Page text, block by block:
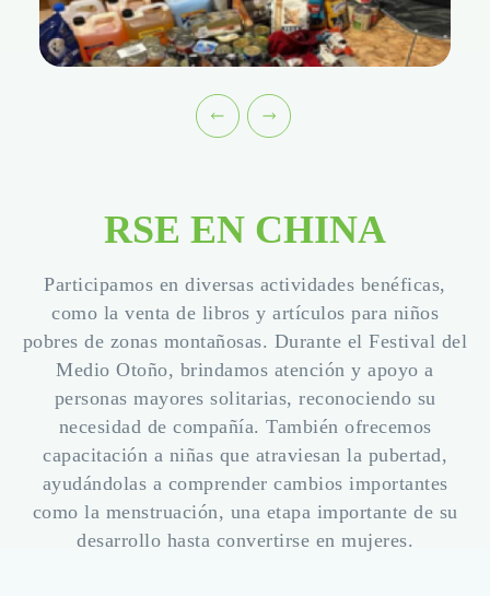
RSE EN CHINA
Participamos en diversas actividades benéficas,
como la venta de libros y artículos para niños
pobres de zonas montañosas. Durante el Festival del
Medio Otoño, brindamos atención y apoyo a
personas mayores solitarias, reconociendo su
necesidad de compañía. También ofrecemos
capacitación a niñas que atraviesan la pubertad,
ayudándolas a comprender cambios importantes
como la menstruación, una etapa importante de su
desarrollo hasta convertirse en mujeres.